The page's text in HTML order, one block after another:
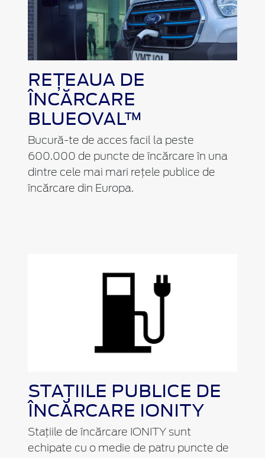
REȚEAUA DE
ÎNCĂRCARE
BLUEOVAL™
Bucură-te de acces facil la peste
600.000 de puncte de încărcare în una
dintre cele mai mari rețele publice de
încărcare din Europa.
STAȚIILE PUBLICE DE
ÎNCĂRCARE IONITY
Stațiile de încărcare IONITY sunt
echipate cu o medie de patru puncte de